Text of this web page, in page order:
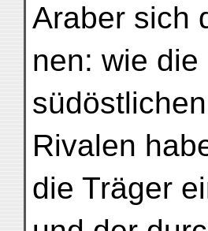
Araber sich
nen: wie
Rivalen
die Träger